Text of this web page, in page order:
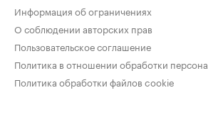
Информация об ограничениях
О соблюдении авторских прав
Пользовательское соглашение
Политика в отношении обработки
Политика обработки файлов cookie